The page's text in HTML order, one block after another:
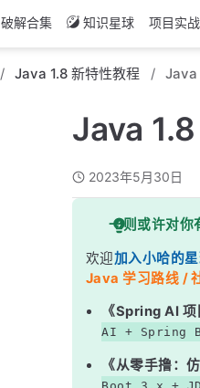
破解合集 知识星球 项目实战
Java 1.8 新特性教程 Java
Java
2023年5月30日
一则或许对你
欢迎加入小哈的
Java 学习路线 /
《Spring AI
AI + Spring
《从零手撸：